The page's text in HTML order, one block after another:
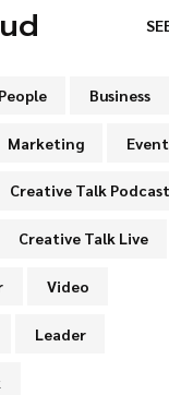
People Business
Marketing Event
Creative Talk Podcast
Creative Talk Live
Video
Leader